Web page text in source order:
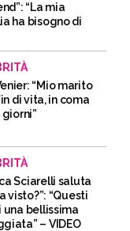
“La mia
ha bisogno di
“Mio marito
di vita, in coma
Sciarelli saluta
visto?”: “Questi
una bellissima
– VIDEO